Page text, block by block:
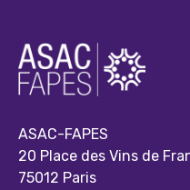
ASAC-FAPES
20 Place des Vins de
75012 Paris